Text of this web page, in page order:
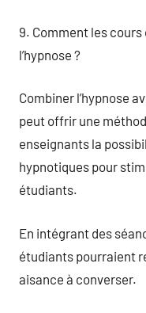
9. Comment les
l’hypnose ?
Combiner l’hypnose
peut offrir une
enseignants la
hypnotiques pour
étudiants.
En intégrant des
étudiants pourraient
aisance à converser.